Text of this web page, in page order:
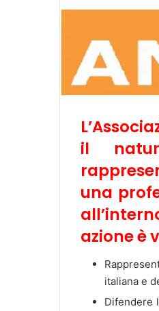
il
una
azione è
italiana e
Difendere